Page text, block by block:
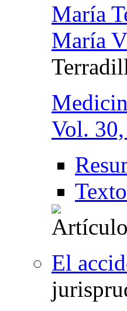
María
María
Vol.
El